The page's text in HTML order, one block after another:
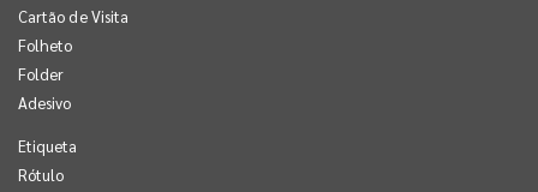
Cartão de Visita
Folheto
Folder
Adesivo
Etiqueta
Rótulo